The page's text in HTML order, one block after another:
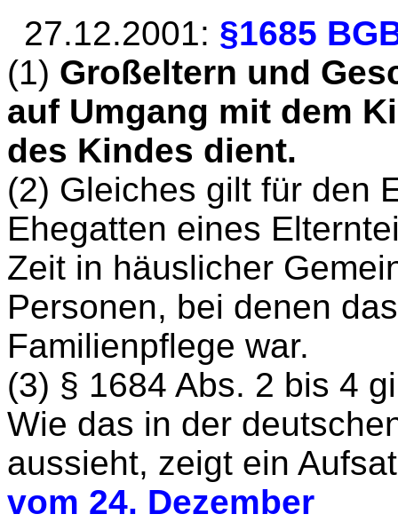
27.12.2001: §1685
(1) Großeltern und
auf Umgang mit dem
des Kindes dient.
(2) Gleiches gilt für den
Ehegatten eines
Zeit in häuslicher
Personen, bei denen
Familienpflege war.
(3) § 1684 Abs. 2 bis 4
Wie das in der
aussieht, zeigt ein
vom 24. Dezember